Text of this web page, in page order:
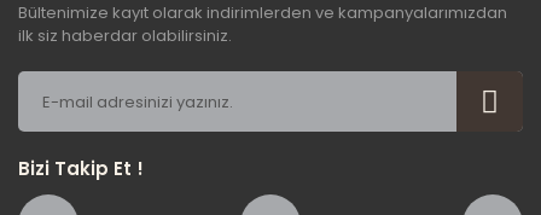
Bültenimize kayıt olarak indirimlerden ve kampanyalarımızdan
ilk siz haberdar olabilirsiniz.
Bizi Takip Et !